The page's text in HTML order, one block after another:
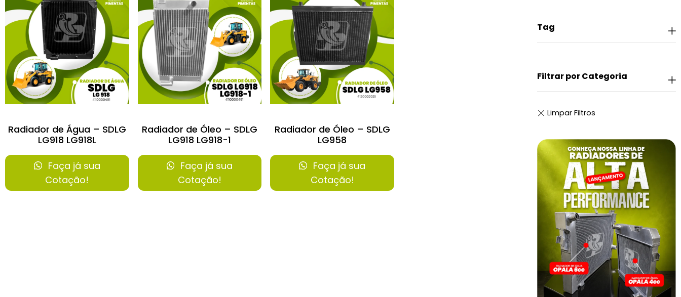
Radiador de Água – SDLG
LG918 LG918L
Faça já sua
Cotação!
Radiador de Óleo – SDLG
LG918 LG918-1
Faça já sua
Cotação!
Radiador de Óleo – SDLG
LG958
Faça já sua
Cotação!
Tag
Filtrar por Categoria